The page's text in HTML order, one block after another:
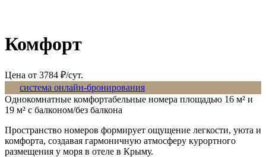
Комфорт
Цена от 3784 ₽/сут.
система онлайн-бронирования
Однокомнатные комфортабельные номера площадью 16 м² и
19 м² с балконом/без балкона
Пространство номеров формирует ощущение легкости, уюта и
комфорта, создавая гармоничную атмосферу курортного
размещения у моря в отеле в Крыму.